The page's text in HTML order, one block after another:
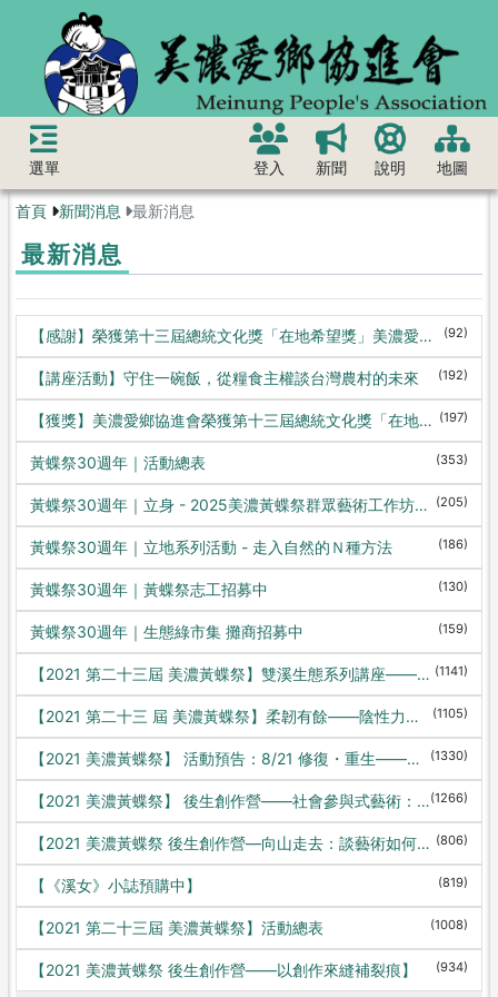
選單 登入 新聞 說明 地圖
首頁 新聞消息 最新消息
最新消息
【感謝】榮獲第十三屆總統文化獎「在地希望獎」美濃愛鄉協進會致詞稿 (92)
【講座活動】守住一碗飯，從糧食主權談台灣農村的未來 (192)
【獲獎】美濃愛鄉協進會榮獲第十三屆總統文化獎「在地希望獎」 (197)
黃蝶祭30週年｜活動總表 (353)
黃蝶祭30週年｜立身 - 2025美濃黃蝶祭群眾藝術工作坊開放報名 (205)
黃蝶祭30週年｜立地系列活動 - 走入自然的Ｎ種方法 (186)
黃蝶祭30週年｜黃蝶祭志工招募中 (130)
黃蝶祭30週年｜生態綠市集 攤商招募中 (159)
【2021 第二十三屆 美濃黃蝶祭】雙溪生態系列講座——活動重啟，線上相見 (1141)
【2021 第二十三 屆 美濃黃蝶祭】柔韌有餘——陰性力量工作坊 (1105)
【2021 美濃黃蝶祭】 活動預告：8/21 修復・重生——線上直播音樂會 (1330)
【2021 美濃黃蝶祭】 後生創作營——社會參與式藝術：中國經驗(1266)
【2021 美濃黃蝶祭 後生創作營—向山走去：談藝術如何回應社會】 (806)
【《溪女》小誌預購中】 (819)
【2021 第二十三屆 美濃黃蝶祭】活動總表 (1008)
【2021 美濃黃蝶祭 後生創作營——以創作來縫補裂痕】 (934)